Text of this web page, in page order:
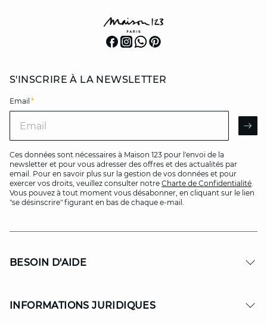
S'INSCRIRE À LA NEWSLETTER
Email *
Ces données sont nécessaires à Maison 123 pour l'envoi de la
newsletter et pour vous adresser des offres et des actualités par
email. Pour en savoir plus sur la gestion de vos données et pour
exercer vos droits, veuillez consulter notre Charte de Confidentialité.
Vous pouvez à tout moment vous désabonner, en cliquant sur le lien
"se désinscrire" figurant en bas de chaque e-mail.
BESOIN D'AIDE
INFORMATIONS JURIDIQUES